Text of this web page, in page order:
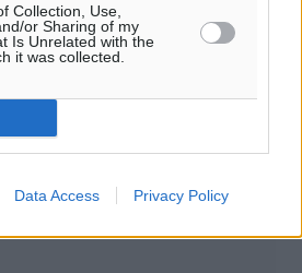
Collection, Use,
or Sharing of my
Is Unrelated with the
it was collected.
Data Access Privacy Policy
0